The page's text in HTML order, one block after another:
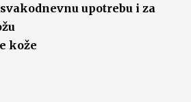
upotrebu i za
kože